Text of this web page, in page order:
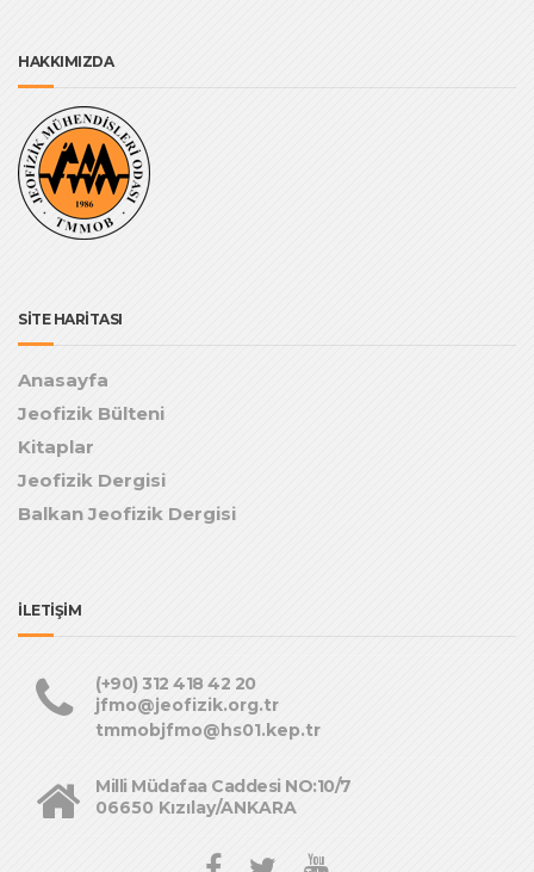
HAKKIMIZDA
SİTE HARİTASI
Anasayfa
Jeofizik Bülteni
Kitaplar
Jeofizik Dergisi
Balkan Jeofizik Dergisi
İLETİŞİM
(+90) 312 418 42 20
jfmo@jeofizik.org.tr
tmmobjfmo@hs01.kep.tr
Milli Müdafaa Caddesi NO:10/7
06650 Kızılay/ANKARA